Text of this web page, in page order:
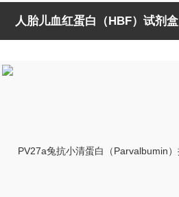
人胎儿血红蛋白（HBF）试剂盒